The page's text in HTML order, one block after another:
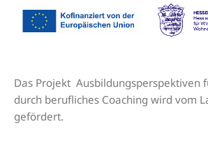
Das Projekt Ausbildungsperspektiven
durch berufliches Coaching wird vom
gefördert.